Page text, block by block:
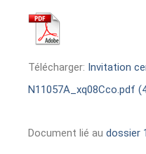
Télécharger: Invitation
N11057A_xq08Cco.pdf
Document lié au dossier